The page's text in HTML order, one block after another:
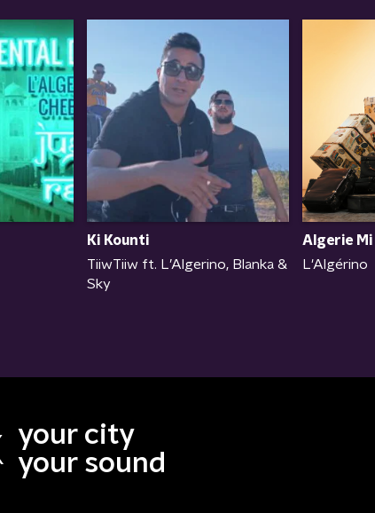
Ki Kounti
TiiwTiiw ft. L’Algerino, Blanka &
Sky
Algerie
L'Algérino
your city
your sound